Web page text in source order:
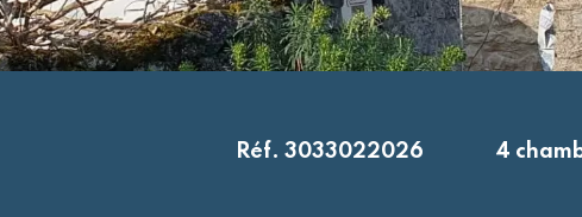
Réf. 3033022026 4